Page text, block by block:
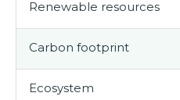
Renewable resources
Carbon footprint
Ecosystem